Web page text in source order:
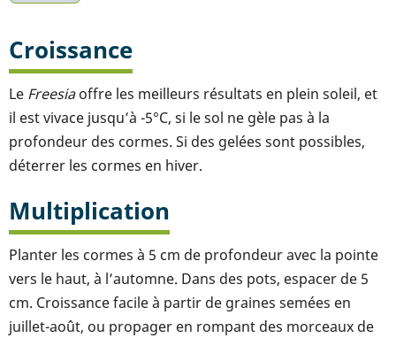
Croissance
Le Freesiaoffre les meilleurs résultats en plein soleil, et
il est vivace jusqu’à -5°C, si le sol ne gèle pas à la
profondeur des cormes. Si des gelées sont possibles,
déterrer les cormes en hiver.
Multiplication
Planter les cormes à 5 cm de profondeur avec la pointe
vers le haut, à l’automne. Dans des pots, espacer de 5
cm. Croissance facile à partir de graines semées en
juillet-août, ou propager en rompant des morceaux de